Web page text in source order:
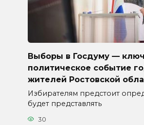
Выборы в Госдуму —
политическое событие
жителей Ростовской
Избирателям предстоит
будет представлять
30